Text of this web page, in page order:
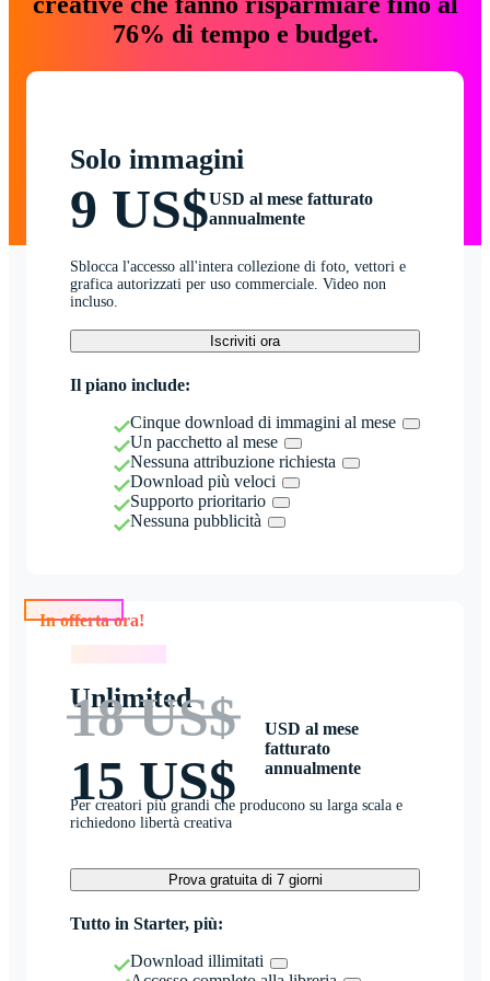
76% di tempo e budget.
Solo immagini
9 US$USD al mese fatturato
annualmente
Sblocca l'accesso all'intera collezione di foto, vettori e
grafica autorizzati per uso commerciale. Video non
incluso.
Iscriviti ora
Il piano include:
Cinque download di immagini al mese
Un pacchetto al mese
Nessuna attribuzione richiesta
Download più veloci
Supporto prioritario
Nessuna pubblicità
Unlimited
18 US$
15 US$
USD al mese
fatturato
annualmente
Per creatori più grandi che producono su larga scala e
richiedono libertà creativa
Prova gratuita di 7 giorni
Tutto in Starter, più:
Download illimitati